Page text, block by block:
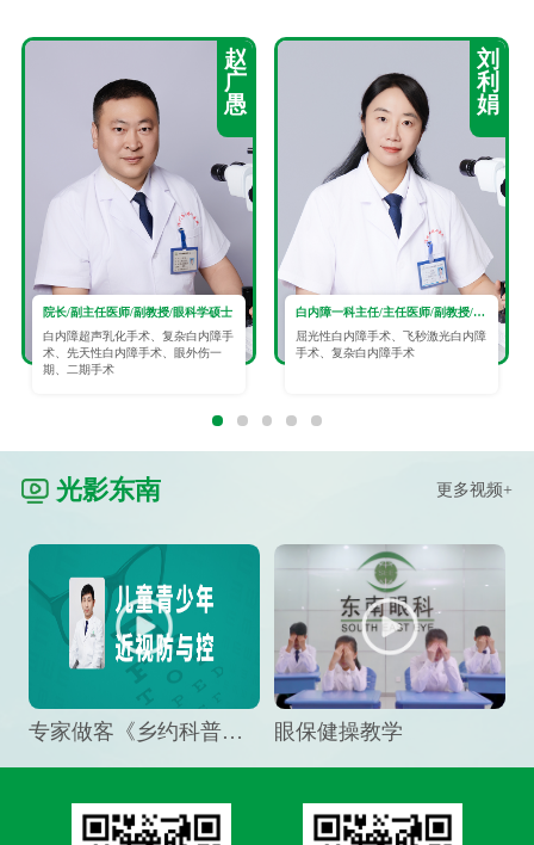
赵
广
愚
院长/副主任医师/副教授/眼科学硕士
白内障超声乳化手术、复杂白内障手
术、先天性白内障手术、眼外伤一
期、二期手术
刘
利
娟
白内障一科主任/主任医师/副教授/眼科学硕士
屈光性白内障手术、飞秒激光白内障
手术、复杂白内障手术
光影东南 更多视频+
专家做客《乡约科普》栏目，预防孩子近视竟然这么“简单” 眼保健操教学